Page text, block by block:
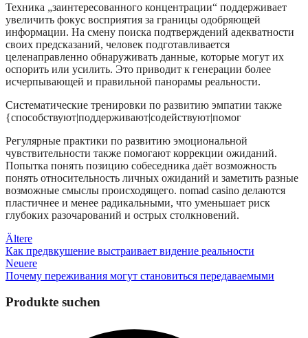
Техника „заинтересованного концентрации“ поддерживает
увеличить фокус восприятия за границы одобряющей
информации. На смену поиска подтверждений адекватности
своих предсказаний, человек подготавливается
целенаправленно обнаруживать данные, которые могут их
оспорить или усилить. Это приводит к генерации более
исчерпывающей и правильной панорамы реальности.
Систематические тренировки по развитию эмпатии также
{способствуют|поддерживают|содействуют|помог
Регулярные практики по развитию эмоциональной
чувствительности также помогают коррекции ожиданий.
Попытка понять позицию собеседника даёт возможность
понять относительность личных ожиданий и заметить разные
возможные смыслы происходящего. nomad casino делаются
пластичнее и менее радикальными, что уменьшает риск
глубоких разочарований и острых столкновений.
Beitragsnavigation
Ältere
Как предвкушение выстраивает видение реальности
Neuere
Почему переживания могут становиться передаваемыми
Produkte suchen